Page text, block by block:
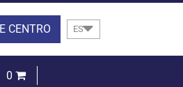
CENTRO ES
0